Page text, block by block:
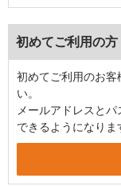
初めてご利用の
初めてご利用のお
い。
メールアドレスと
できるようになりま